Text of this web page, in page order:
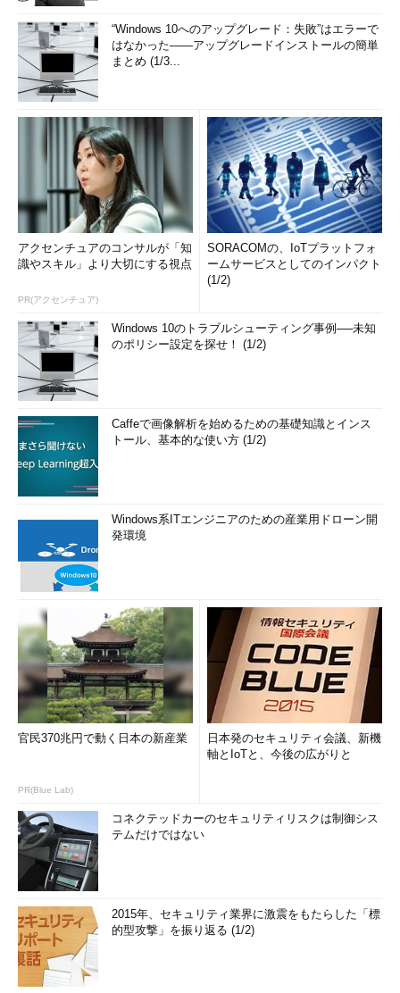
“Windows 10へのアップグレード：失敗”はエラーで
はなかった――アップグレードインストールの簡単
まとめ (1/3...
アクセンチュアのコンサルが「知
識やスキル」より大切にする視点
PR(アクセンチュア)
SORACOMの、IoTプラットフォ
ームサービスとしてのインパクト
(1/2)
Windows 10のトラブルシューティング事例──未知
のポリシー設定を探せ！ (1/2)
Caffeで画像解析を始めるための基礎知識とインス
トール、基本的な使い方 (1/2)
Windows系ITエンジニアのための産業用ドローン開
発環境
官民370兆円で動く日本の新産業
PR(Blue Lab)
日本発のセキュリティ会議、新機
軸とIoTと、今後の広がりと
コネクテッドカーのセキュリティリスクは制御シス
テムだけではない
2015年、セキュリティ業界に激震をもたらした「標
的型攻撃」を振り返る (1/2)